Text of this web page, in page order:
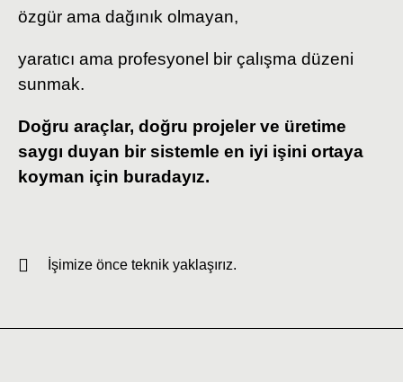
özgür ama dağınık olmayan,
yaratıcı ama profesyonel bir çalışma düzeni
sunmak.
Doğru araçlar, doğru projeler ve üretime
saygı duyan bir sistemle en iyi işini ortaya
koyman için buradayız.
İşimize önce teknik yaklaşırız.